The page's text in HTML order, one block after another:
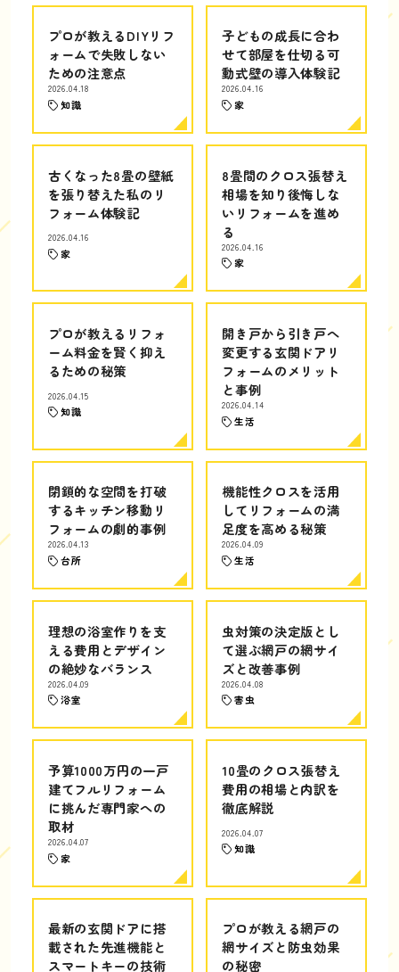
プロが教えるDIYリフ
ォームで失敗しない
ための注意点
2026.04.18
知識
子どもの成長に合わ
せて部屋を仕切る可
動式壁の導入体験記
2026.04.16
家
古くなった8畳の壁紙
を張り替えた私のリ
フォーム体験記
2026.04.16
家
8畳間のクロス張替え
相場を知り後悔しな
いリフォームを進め
る
2026.04.16
家
プロが教えるリフォ
ーム料金を賢く抑え
るための秘策
2026.04.15
知識
開き戸から引き戸へ
変更する玄関ドアリ
フォームのメリット
と事例
2026.04.14
生活
閉鎖的な空間を打破
するキッチン移動リ
フォームの劇的事例
2026.04.13
台所
機能性クロスを活用
してリフォームの満
足度を高める秘策
2026.04.09
生活
理想の浴室作りを支
える費用とデザイン
の絶妙なバランス
2026.04.09
浴室
虫対策の決定版とし
て選ぶ網戸の網サイ
ズと改善事例
2026.04.08
害虫
予算1000万円の一戸
建てフルリフォーム
に挑んだ専門家への
取材
2026.04.07
家
10畳のクロス張替え
費用の相場と内訳を
徹底解説
2026.04.07
知識
最新の玄関ドアに搭
載された先進機能と
スマートキーの技術
プロが教える網戸の
網サイズと防虫効果
の秘密